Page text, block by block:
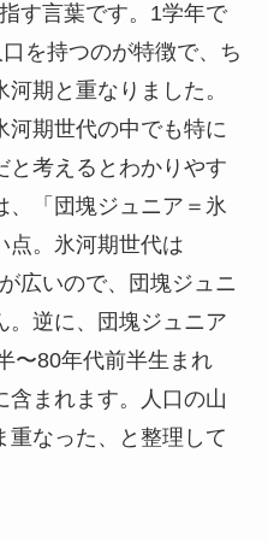
す言葉です。1学年で
を持つのが特徴で、ち
期と重なりました。
河期世代の中でも特に
と考えるとわかりやす
、「団塊ジュニア＝氷
点。氷河期世代は
広いので、団塊ジュニ
。逆に、団塊ジュニア
〜80年代前半生まれ
含まれます。人口の山
重なった、と整理して